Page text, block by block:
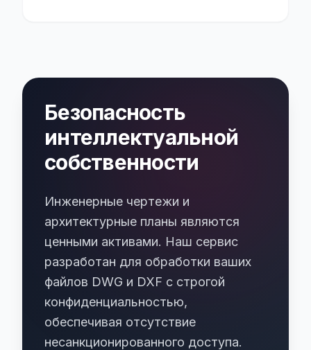
Безопасность
интеллектуальной
собственности
Инженерные чертежи и
архитектурные планы являются
ценными активами. Наш сервис
разработан для обработки ваших
файлов DWG и DXF с строгой
конфиденциальностью,
обеспечивая отсутствие
несанкционированного доступа.